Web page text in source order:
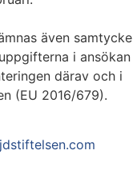
även samtycke
i ansökan
därav och i
(EU 2016/679).